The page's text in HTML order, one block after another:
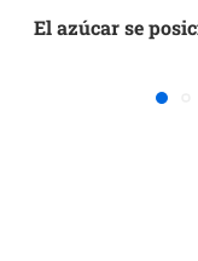
El azúcar se